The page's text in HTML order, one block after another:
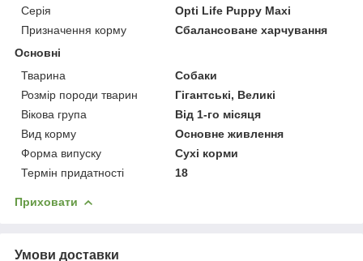
Серія
Opti Life Puppy Maxi
Призначення корму
Сбалансоване харчування
Основні
Тварина
Собаки
Розмір породи тварин
Гігантські, Великі
Вікова група
Від 1-го місяця
Вид корму
Основне живлення
Форма випуску
Сухі корми
Термін придатності
18
Приховати
Умови доставки